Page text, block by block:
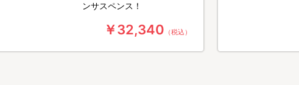
ンサスペンス！
￥32,340 （税込）